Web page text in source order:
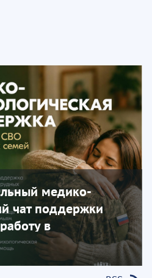
медико-
чат поддержки
в